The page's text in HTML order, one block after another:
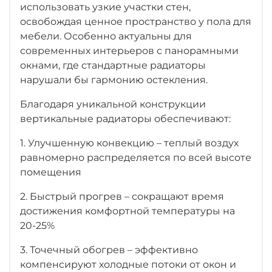
использовать узкие участки стен,
освобождая ценное пространство у пола для
мебели. Особенно актуальны для
современных интерьеров с панорамными
окнами, где стандартные радиаторы
нарушали бы гармонию остекления.
Благодаря уникальной конструкции
вертикальные радиаторы обеспечивают:
1. Улучшенную конвекцию – теплый воздух
равномерно распределяется по всей высоте
помещения
2. Быстрый прогрев – сокращают время
достижения комфортной температуры на
20-25%
3. Точечный обогрев – эффективно
компенсируют холодные потоки от окон и